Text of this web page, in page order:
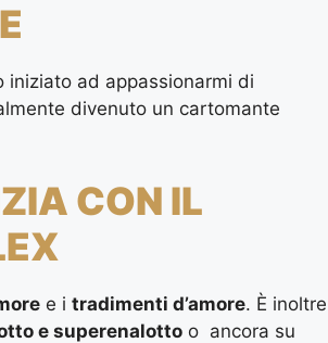
iniziato ad appassionarmi di
divenuto un cartomante
CON IL
e i tradimenti d’amore. È inoltre
e superenalotto o ancora su